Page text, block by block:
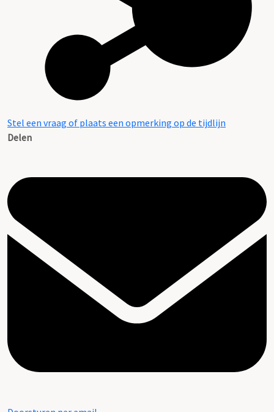
Stel een vraag of plaats een opmerking op de tijdlijn
Delen